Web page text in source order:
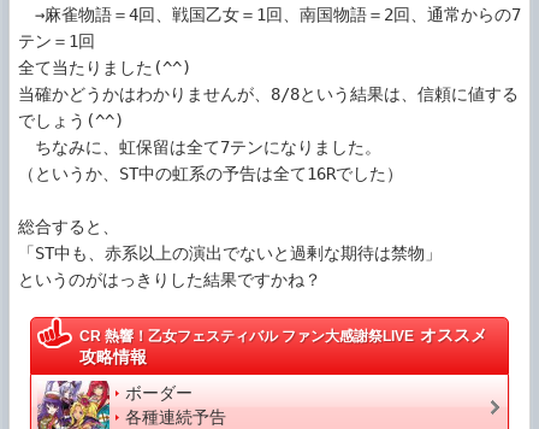
→麻雀物語＝4回、戦国乙女＝1回、南国物語＝2回、通常からの7
テン＝1回
全て当たりました(^^)
当確かどうかはわかりませんが、8/8という結果は、信頼に値する
でしょう(^^)
ちなみに、虹保留は全て7テンになりました。
（というか、ST中の虹系の予告は全て16Rでした）
総合すると、
「ST中も、赤系以上の演出でないと過剰な期待は禁物」
というのがはっきりした結果ですかね？
CR 熱響！乙女フェスティバル ファン大感謝祭LIVE オススメ
攻略情報
ボーダー
各種連続予告